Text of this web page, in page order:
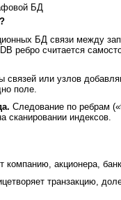
БД
БД связи между
ребро считается
связей или узлов
поле.
Следование по ребрам
сканировании индексов.
компанию, акционера,
транзакцию,